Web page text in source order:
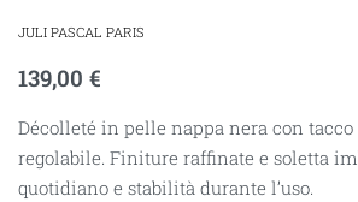
JULI PASCAL PARIS
139,00 €
Décolleté in pelle nappa nera con
regolabile. Finiture raffinate e soletta
quotidiano e stabilità durante l’uso.